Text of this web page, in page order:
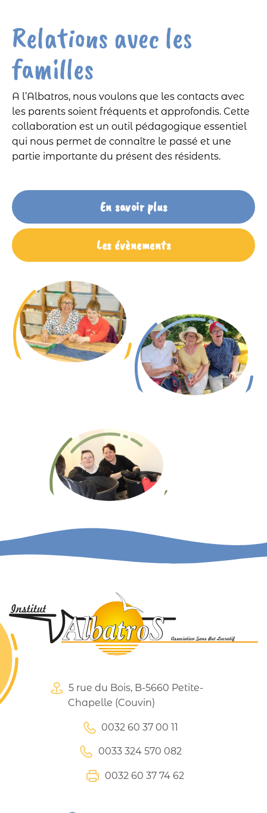
Relations avec les
familles
A l’Albatros, nous voulons que les contacts avec
les parents soient fréquents et approfondis. Cette
collaboration est un outil pédagogique essentiel
qui nous permet de connaître le passé et une
partie importante du présent des résidents.
En savoir plus
Les évènements
5 rue du Bois, B-5660 Petite-
Chapelle (Couvin)
0032 60 37 00 11
0033 324 570 082
0032 60 37 74 62